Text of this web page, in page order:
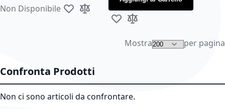
Non Disponibile Aggiungi alla lista desideri
Aggiungi al confronto
Aggiungi alla lista desideri
Aggiungi al confronto
Mostra
per pagina
Confronta Prodotti
Non ci sono articoli da confrontare.